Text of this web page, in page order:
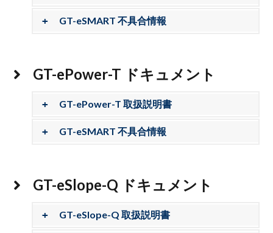
GT-eSMART 不具合情報
GT-ePower-T ドキュメント
GT-ePower-T 取扱説明書
GT-eSMART 不具合情報
GT-eSlope-Q ドキュメント
GT-eSlope-Q 取扱説明書